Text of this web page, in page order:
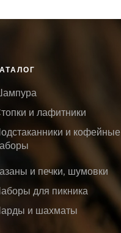
и лафитники
и кофейные
и печки, шумовки
для пикника
и шахматы